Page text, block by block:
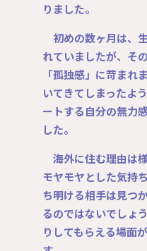
りました。
初めの数ヶ月は、
れていましたが、そ
「孤独感」に苛まれ
いてきてしまったよ
ートする自分の無力
した。
海外に住む理由は
モヤモヤとした気持
ち明ける相手は見つ
るのではないでしょ
りしてもらえる場面